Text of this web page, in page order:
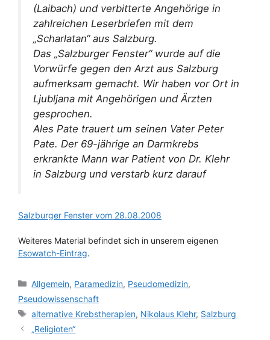
(Laibach) und verbitterte Angehörige in
zahlreichen Leserbriefen mit dem
„Scharlatan“ aus Salzburg.
Das „Salzburger Fenster“ wurde auf die
Vorwürfe gegen den Arzt aus Salzburg
aufmerksam gemacht. Wir haben vor Ort in
Ljubljana mit Angehörigen und Ärzten
gesprochen.
Ales Pate trauert um seinen Vater Peter
Pate. Der 69-jährige an Darmkrebs
erkrankte Mann war Patient von Dr. Klehr
in Salzburg und verstarb kurz darauf
Salzburger Fenster vom 28.08.2008
Weiteres Material befindet sich in unserem eigenen
Esowatch-Eintrag.
Kategorien
Allgemein, Paramedizin, Pseudomedizin,
Pseudowissenschaft
Schlagwörter
alternative Krebstherapien, Nikolaus Klehr, Salzburg
„Religioten“